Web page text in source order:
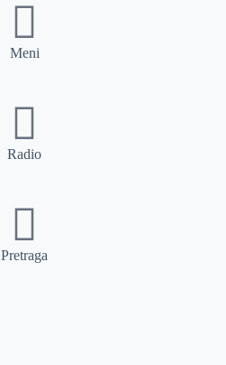
Meni
Radio
Pretraga